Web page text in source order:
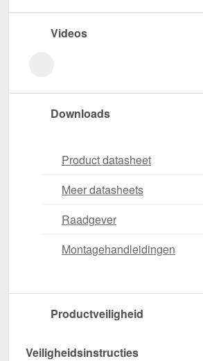
Videos
Downloads
Product datasheet
Meer datasheets
Raadgever
Montagehandleidingen
Productveiligheid
Veiligheidsinstructies